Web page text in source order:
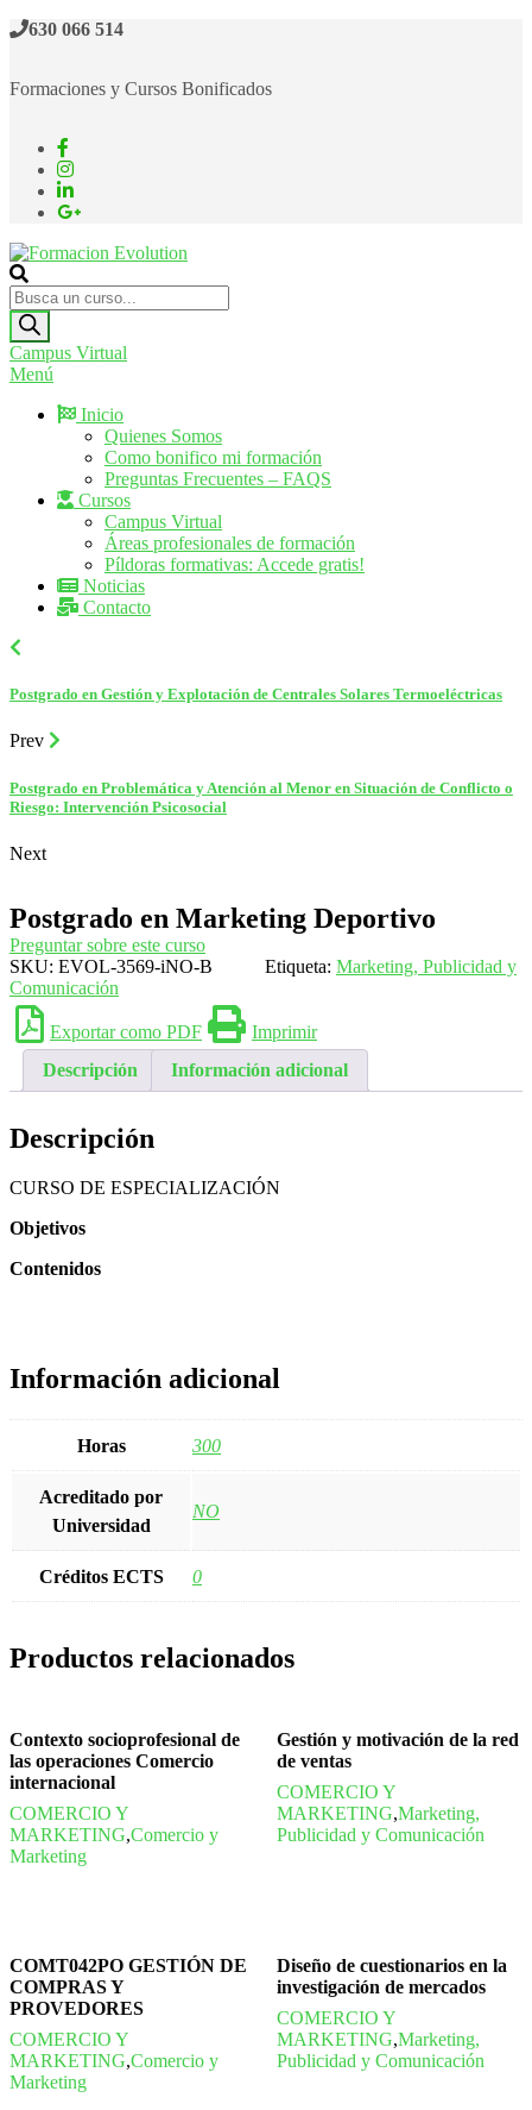
Saltar630 066 514
Formaciones y Cursos Bonificados
Formacion Evolution
Cursos de formación continua
Búsqueda
de
productos
Campus Virtual
Menú
Inicio
Quienes Somos
Como bonifico mi formación
Preguntas Frecuentes – FAQS
Cursos
Campus Virtual
Áreas profesionales de formación
Píldoras formativas: Accede gratis!
Noticias
Contacto
Postgrado en Gestión y Explotación de Centrales Solares Termoeléctricas
Prev
Postgrado en Problemática y Atención al Menor en Situación de Conflicto o
Riesgo: Intervención Psicosocial
Next
Postgrado en Marketing Deportivo
Preguntar sobre este curso
SKU: EVOL-3569-iNO-B Etiqueta: Marketing, Publicidad y
Comunicación
Exportar como PDF
Imprimir
Descripción
Información adicional
Descripción
CURSO DE ESPECIALIZACIÓN
Objetivos
Contenidos
Información adicional
Horas 300
Acreditado por
Universidad
NO
Créditos ECTS 0
Productos relacionados
Contexto socioprofesional de
las operaciones Comercio
internacional
COMERCIO Y
MARKETING,Comercio y
Marketing
Gestión y motivación de la red
de ventas
COMERCIO Y
MARKETING,Marketing,
Publicidad y Comunicación
COMT042PO GESTIÓN DE
COMPRAS Y
PROVEDORES
COMERCIO Y
MARKETING,Comercio y
Marketing
Diseño de cuestionarios en la
investigación de mercados
COMERCIO Y
MARKETING,Marketing,
Publicidad y Comunicación